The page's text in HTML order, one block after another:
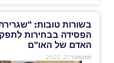
בשורות טובות:
הפסידה בבחירות
האדם של האו"ם
ספטמבר 21, 2022